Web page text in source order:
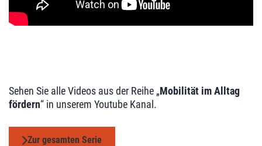
Sehen Sie alle Videos aus der Reihe „Mobilität im Alltag
fördern“ in unserem Youtube Kanal.
Zur gesamten Serie